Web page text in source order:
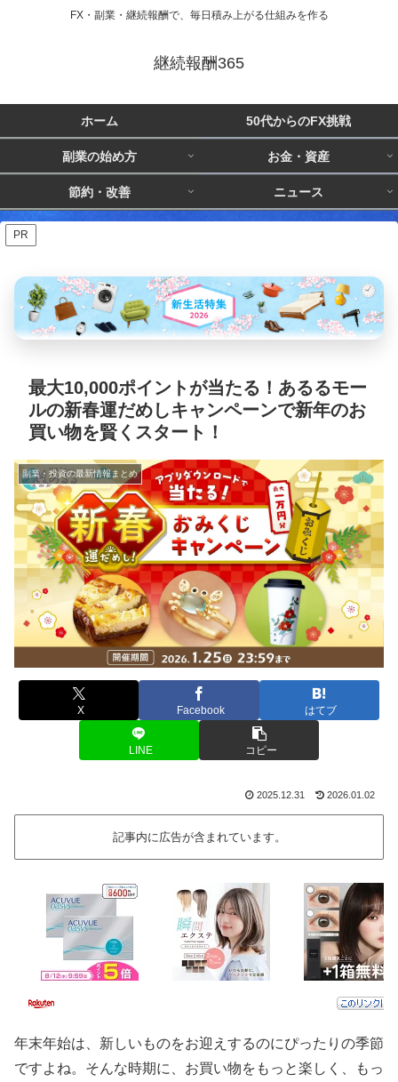
FX・副業・継続報酬で、毎日積み上がる仕組みを作る
継続報酬365
ホーム 50代からのFX挑戦
副業の始め方 お金・資産
節約・改善 ニュース
PR
最大10,000ポイントが当たる！あるるモー
ルの新春運だめしキャンペーンで新年のお
買い物を賢くスタート！
副業・投資の最新情報まとめ
X Facebook はてブ
LINE コピー
2025.12.31 2026.01.02
記事内に広告が含まれています。
年末年始は、新しいものをお迎えするのにぴったりの季節
ですよね。そんな時期に、お買い物をもっと楽しく、もっ